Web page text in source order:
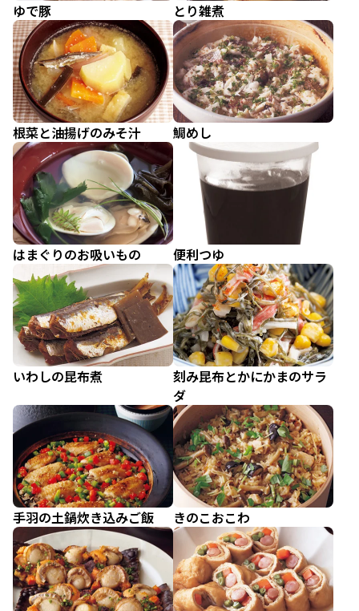
ゆで豚 とり雑煮
根菜と油揚げのみそ汁 鯛めし
はまぐりのお吸いもの 便利つゆ
いわしの昆布煮
刻み昆布とかにかまのサラ
ダ
手羽の土鍋炊き込みご飯 きのこおこわ